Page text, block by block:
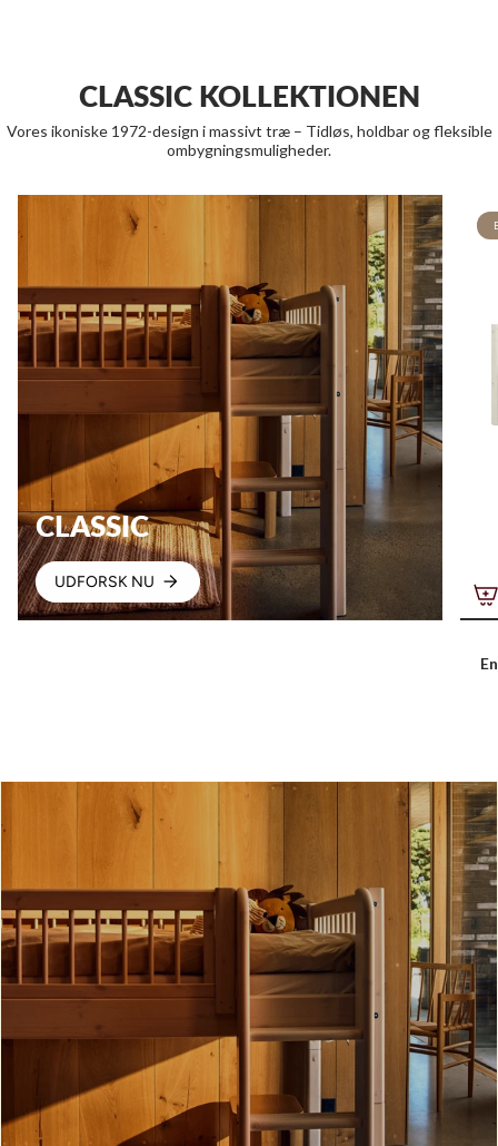
CLASSIC KOLLEKTIONEN
Vores ikoniske 1972-design i massivt træ – Tidløs, holdbar og fleksible
ombygningsmuligheder.
CLASSIC
UDFORSK NU